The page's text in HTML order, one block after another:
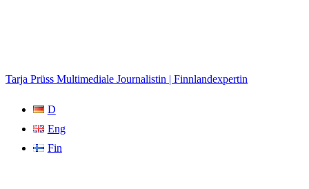
Tarja Prüss Multimediale Journalistin | Finnlandexpertin
D
Eng
Fin